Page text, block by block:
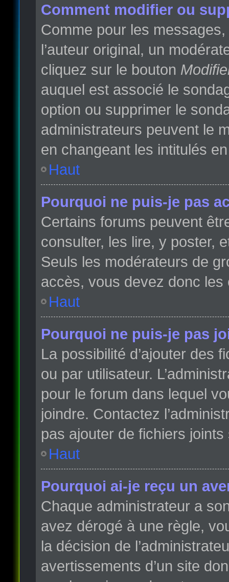
Comment modifier ou
Comme pour les
l’auteur original, un
cliquez sur le bouton
auquel est associé le
option ou supprimer le
administrateurs peuvent le
en changeant les intitulés
Haut
Pourquoi ne puis-je pas
Certains forums peuvent
consulter, les lire, y poster,
Seuls les modérateurs de
accès, vous devez donc les
Haut
Pourquoi ne puis-je pas
La possibilité d’ajouter des
ou par utilisateur.
pour le forum dans lequel
joindre. Contactez
pas ajouter de fichiers
Haut
Pourquoi ai-je reçu un
Chaque administrateur a
avez dérogé à une règle,
la décision de
avertissements d’un site